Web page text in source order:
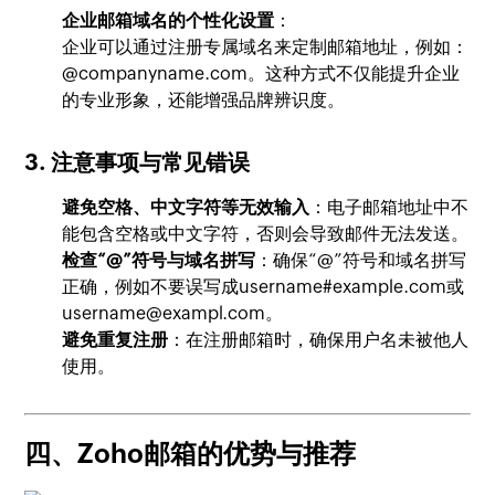
企业邮箱域名的个性化设置 ：
企业可以通过注册专属域名来定制邮箱地址，例如：
@companyname.com。这种方式不仅能提升企业
的专业形象，还能增强品牌辨识度。
3. 注意事项与常见错误
避免空格、中文字符等无效输入 ：电子邮箱地址中不
能包含空格或中文字符，否则会导致邮件无法发送。
检查“@”符号与域名拼写 ：确保“@”符号和域名拼写
正确，例如不要误写成username#example.com或
username@exampl.com。
避免重复注册 ：在注册邮箱时，确保用户名未被他人
使用。
四、Zoho邮箱的优势与推荐